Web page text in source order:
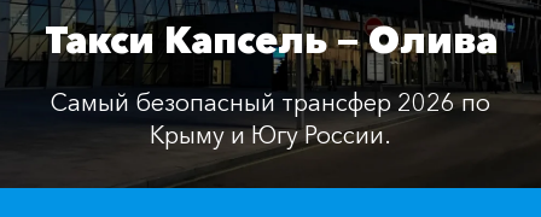
Отзывы
Контакты
Такси Капсель — Олива
Самый безопасный трансфер 2026 по
Крыму и Югу России.